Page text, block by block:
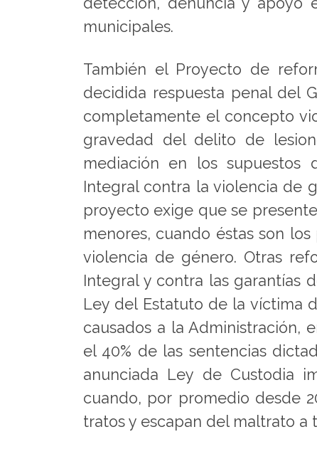
municipales.
También el Proyecto de
decidida respuesta penal del
completamente el concepto
gravedad del delito de
mediación en los
Integral contra la violencia de
proyecto exige que se
menores, cuando éstas son
violencia de género. Otras
Integral y contra las garantías
Ley del Estatuto de la víctima
causados a la Administración,
el 40% de las sentencias
anunciada Ley de Custodia
cuando, por promedio desde
tratos y escapan del maltrato a